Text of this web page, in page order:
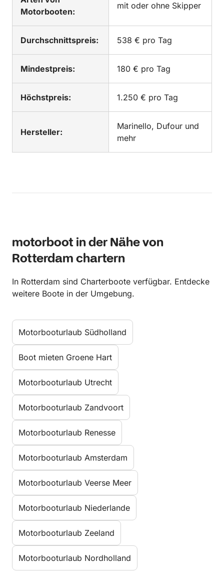
Motorbooten:
mit oder ohne Skipper
Durchschnittspreis: 538 € pro Tag
Mindestpreis: 180 € pro Tag
Höchstpreis: 1.250 € pro Tag
Hersteller:
Marinello, Dufour und
mehr
motorboot in der Nähe von
Rotterdam chartern
In Rotterdam sind Charterboote verfügbar. Entdecke
weitere Boote in der Umgebung.
Motorbooturlaub Südholland
Boot mieten Groene Hart
Motorbooturlaub Utrecht
Motorbooturlaub Zandvoort
Motorbooturlaub Renesse
Motorbooturlaub Amsterdam
Motorbooturlaub Veerse Meer
Motorbooturlaub Niederlande
Motorbooturlaub Zeeland
Motorbooturlaub Nordholland